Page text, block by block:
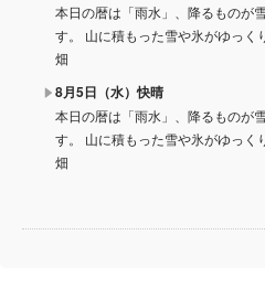
本日の暦は「雨水」、降るものが
す。 山に積もった雪や氷がゆっく
畑
8月5日（水）快晴
本日の暦は「雨水」、降るものが
す。 山に積もった雪や氷がゆっく
畑